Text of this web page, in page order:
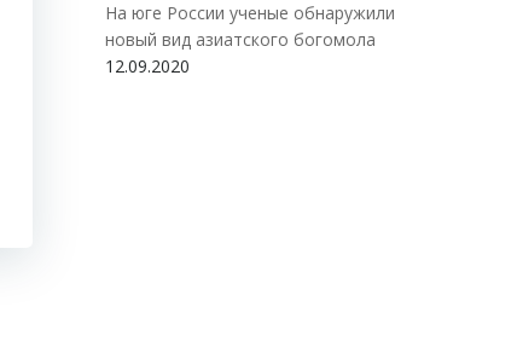
На юге России ученые обнаружили
новый вид азиатского богомола
12.09.2020